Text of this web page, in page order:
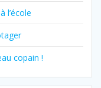
l’école
copain !